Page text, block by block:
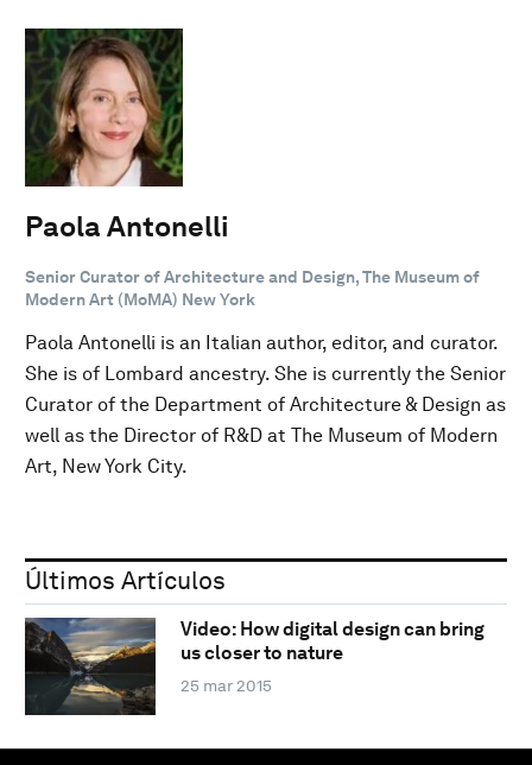
Paola Antonelli
Senior Curator of Architecture and Design, The Museum of
Modern Art (MoMA) New York
Paola Antonelli is an Italian author, editor, and curator.
She is of Lombard ancestry. She is currently the Senior
Curator of the Department of Architecture & Design as
well as the Director of R&D at The Museum of Modern
Art, New York City.
Últimos Artículos
Video: How digital design can bring
us closer to nature
25 mar 2015